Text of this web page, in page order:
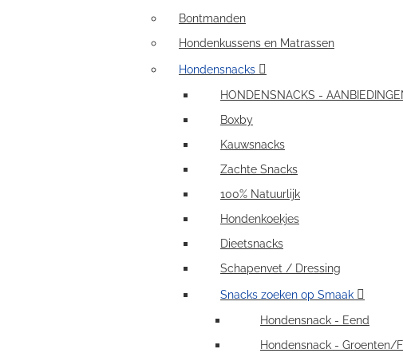
Bontmanden
Hondenkussens en Matrassen
Hondensnacks
HONDENSNACKS -
Boxby
Kauwsnacks
Zachte Snacks
100% Natuurlijk
Hondenkoekjes
Dieetsnacks
Schapenvet / Dressing
Snacks zoeken op Smaak
Hondensnack - Eend
Hondensnack - Groenten/